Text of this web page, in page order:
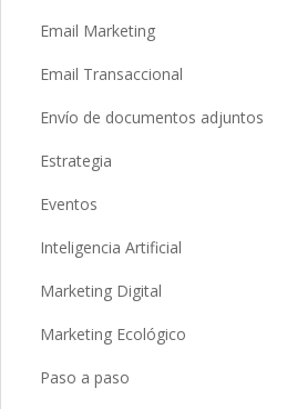
Email Marketing
Email Transaccional
Envío de documentos adjuntos
Estrategia
Eventos
Inteligencia Artificial
Marketing Digital
Marketing Ecológico
Paso a paso